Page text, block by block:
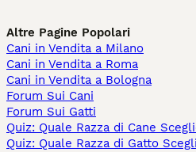
Altre Pagine Popolari
Cani in Vendita a Milano
Cani in Vendita a Roma
Cani in Vendita a Bologna
Forum Sui Cani
Forum Sui Gatti
Quiz: Quale Razza di Cane
Quiz: Quale Razza di Gatto